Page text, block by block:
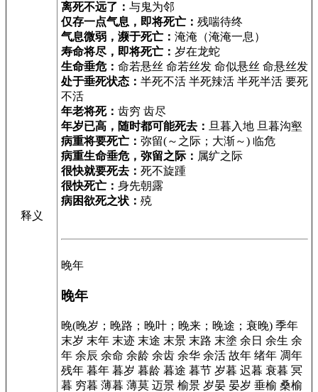
释义
离死不远了： 与鬼为邻
仅存一点气息，即将死亡： 残喘待终
气息微弱，濒于死亡： 淹淹（淹淹一息）
寿命将尽，即将死亡： 岁在龙蛇
生命垂危： 命若悬丝 命若丝发 命似悬丝 命悬丝发
处于垂死状态： 半死不活 半死辣活 半死半活 要死
不活
年老将死： 齿穷 齿尽
年岁已高，随时都可能死去： 旦暮入地 旦暮沟壑
病重将要死亡： 弥留(～之际；大渐～) 临危
病重生命垂危，弥留之际： 属纩之际
很快就要死去： 死不旋踵
很快死亡： 身先朝露
病困欲死之状： 殑
晚年
晚年
晚(晚岁；晚路；晚叶；晚来；晚途；衰晚) 季年
末岁 末年 末迹 末途 末景 末路 末塗 余日 余生 余
年 余辰 余命 余龄 余齿 余华 余活 故年 绪年 凋年
残年 暮年 暮岁 暮龄 暮途 暮节 岁暮 迟暮 衰暮 冥
暮 穷暮 薄暮 薄莫 迈景 榆景 岁晏 晏岁 垂榆 桑榆